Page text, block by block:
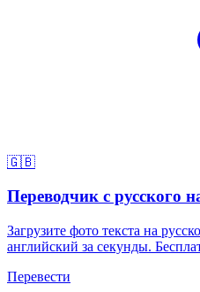
🇬🇧
Переводчик с русского
Загрузите фото текста на
английский за секунды.
Перевести